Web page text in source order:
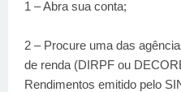
1 – Abra sua conta;
2 – Procure uma das
de renda (DIRPF ou
Rendimentos emitido pelo